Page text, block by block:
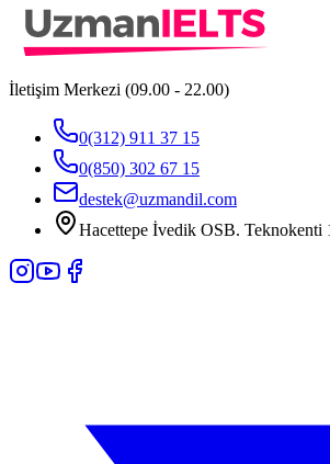
İletişim Merkezi (09.00 - 22.00)
0(312) 911 37 15
0(850) 302 67 15
destek@uzmandil.com
Hacettepe İvedik OSB.